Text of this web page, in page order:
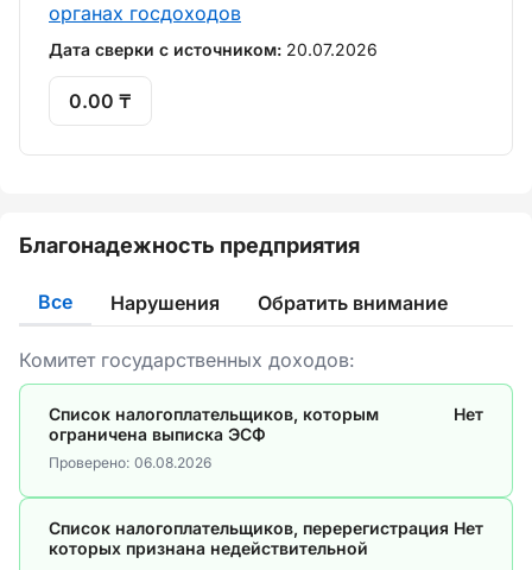
органах госдоходов
Дата сверки с источником: 20.07.2026
0.00 ₸
Благонадежность предприятия
Все Нарушения Обратить внимание
Комитет государственных доходов:
Список налогоплательщиков, которым
ограничена выписка ЭСФ
Нет
Проверено: 06.08.2026
Список налогоплательщиков, перерегистрация
которых признана недействительной
Нет